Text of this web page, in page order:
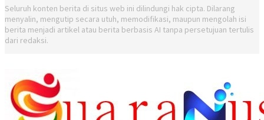
Seluruh konten berita di situs web ini dilindungi hak cipta. Dilarang
menyalin, mengutip secara utuh, memodifikasi, maupun mengolah isi
berita menjadi artikel atau berita berbasis AI tanpa persetujuan tertulis
dari redaksi.